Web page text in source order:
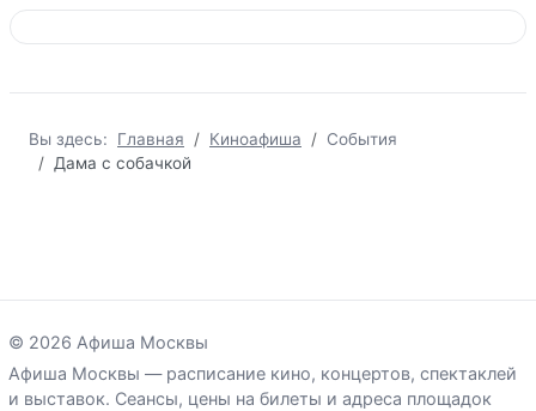
Вы здесь: Главная Киноафиша
События
Дама с собачкой
© 2026 Афиша Москвы
Афиша Москвы — расписание кино, концертов, спектаклей
и выставок. Сеансы, цены на билеты и адреса площадок